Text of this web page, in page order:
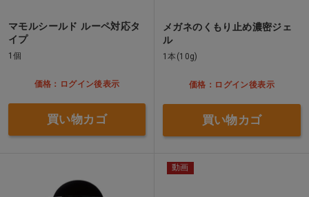
マモルシールド ルーペ対応タ
イプ
1個
価格：ログイン後表示
買い物カゴ
メガネのくもり止め濃密ジェ
ル
1本(10g)
価格：ログイン後表示
買い物カゴ
動画